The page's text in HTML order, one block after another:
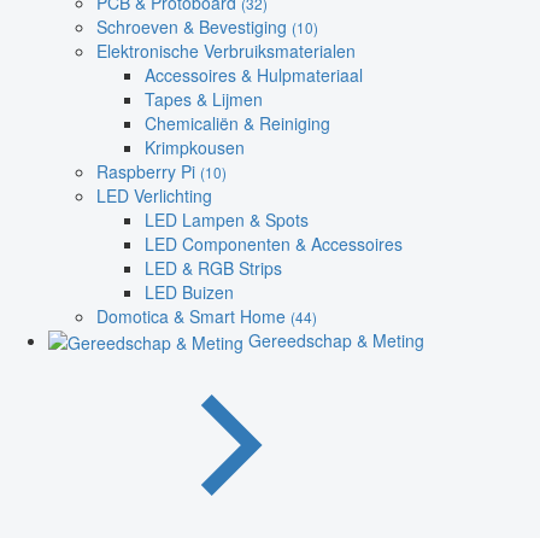
Schroeven & Bevestiging (10)
Elektronische Verbruiksmaterialen
Accessoires & Hulpmateriaal
Tapes & Lijmen
Chemicaliën & Reiniging
Krimpkousen
Raspberry Pi (10)
LED Verlichting
LED Lampen & Spots
LED Componenten & Accessoires
LED & RGB Strips
LED Buizen
Domotica & Smart Home (44)
Gereedschap & Meting